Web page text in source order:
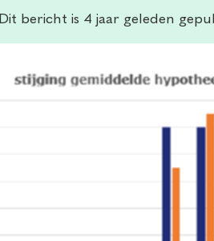
Dit bericht is 4 jaar geleden